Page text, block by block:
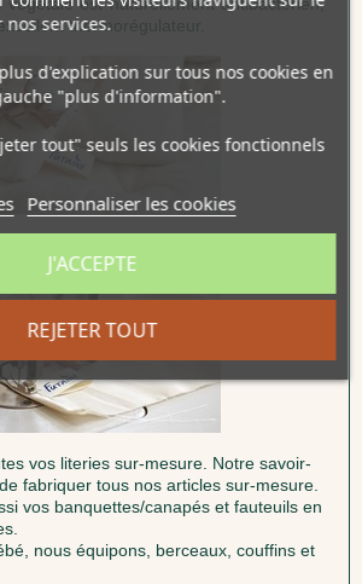
végétale est naturellement antibactérien,
thermorégulateur.
vos literies sur-mesure. Notre savoir-
fabriquer tous nos articles sur-mesure.
vos banquettes/canapés et fauteuils en
nous équipons, berceaux, couffins et
services.
d'explication sur tous nos cookies en
"plus d'information".
tout" seuls les cookies fonctionnels
Personnaliser les cookies
REJETER TOUT
J'ACCEPTE